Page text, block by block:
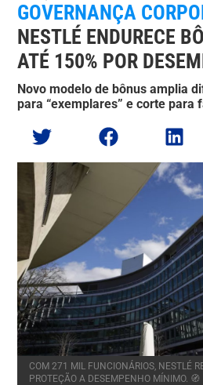
GOVERNANÇA
NESTLÉ ENDURECE
ATÉ 150% POR
Novo modelo de bônus amplia
para “exemplares” e corte para
COM 271 MIL FUNCIONÁRIOS, NESTLÉ
PROTEÇÃO A DESEMPENHO MÍNIMO. 🧭